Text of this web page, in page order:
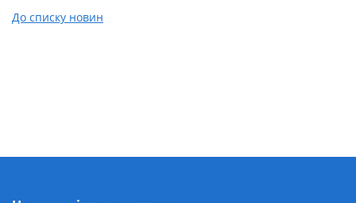
До списку новин